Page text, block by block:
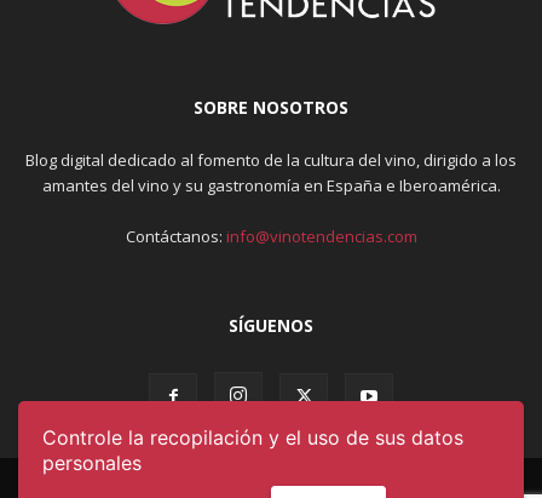
Controle la recopilación y el uso de sus datos
personales
SOBRE NOSOTROS
Blog digital dedicado al fomento de la cultura del vino, dirigido a los
amantes del vino y su gastronomía en España e Iberoamérica.
Contáctanos: info@vinotendencias.com
SÍGUENOS
AVISO LEGAL & POLÍTICA DE PRIVACIDAD